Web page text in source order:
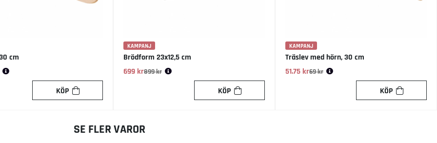
cm
KÖP
KAMPANJ
Brödform 23x12,5 cm
699 kr
Ordinarie pris:
899 kr
KÖP
KAMPANJ
Träslev med hörn, 30 cm
51.75 kr
Ordinarie pris:
69 kr
KÖP
SE FLER VAROR